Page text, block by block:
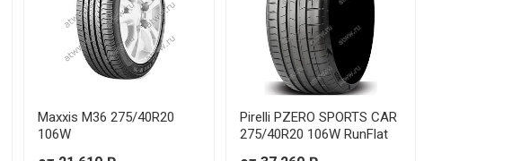
от 7 450 ₽
от 6 930 ₽
Maxxis M36 275/40R20
106W
Pirelli PZERO SPORTS CAR
275/40R20 106W RunFlat